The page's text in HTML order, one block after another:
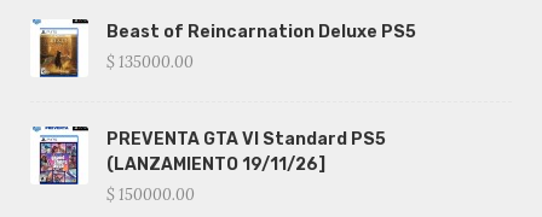
Beast of Reincarnation Deluxe PS5
$ 135000.00
PREVENTA GTA VI Standard PS5
(LANZAMIENTO 19/11/26]
$ 150000.00